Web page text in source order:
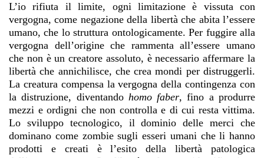
L’io rifiuta il limite, ogni limitazione è vissuta con
vergogna, come negazione della libertà che abita l’essere
umano, che lo struttura ontologicamente. Per fuggire alla
vergogna dell’origine che rammenta all’essere umano
che non è un creatore assoluto, è necessario affermare la
libertà che annichilisce, che crea mondi per distruggerli.
La creatura compensa la vergogna della contingenza con
la distruzione, diventando homo faber, fino a produrre
mezzi e ordigni che non controlla e di cui resta vittima.
Lo sviluppo tecnologico, il dominio delle merci che
dominano come zombie sugli esseri umani che li hanno
prodotti e creati è l’esito della libertà patologica